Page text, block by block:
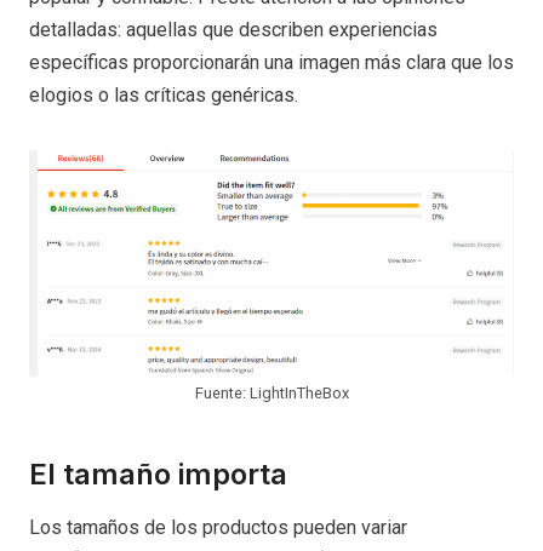
detalladas: aquellas que describen experiencias
específicas proporcionarán una imagen más clara que los
elogios o las críticas genéricas.
Fuente: LightInTheBox
El tamaño importa
Los tamaños de los productos pueden variar